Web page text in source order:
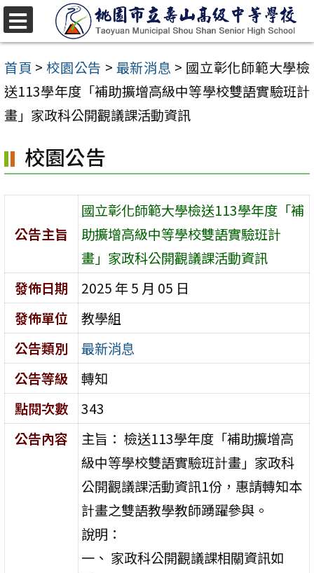
跳
至
主
要
內
區
首頁 > 校園公告 > 最新消息 > 國立彰化師範大學檢
送113學年度「補助擴增高級中等學校雙語實驗班計
畫」家政科公開觀議課活動資訊
校園公告
公告主旨
國立彰化師範大學檢送113學年度「補
助擴增高級中等學校雙語實驗班計
畫」家政科公開觀議課活動資訊
發佈日期
2025 年 5 月 05 日
發佈單位
教學組
公告類別
最新消息
公告等級
轉知
點閱次數
343
公告內容
主旨： 檢送113學年度「補助擴增高
級中等學校雙語實驗班計畫」家政科
公開觀議課活動資訊1份，惠請轉知本
計畫之雙語教學教師踴躍參與。
說明：
一、 家政科公開觀議課相關資訊如
選
單